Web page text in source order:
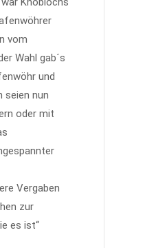
vom
Wahl gab´s
und
seien nun
oder mit
Vergaben
zur
es ist“